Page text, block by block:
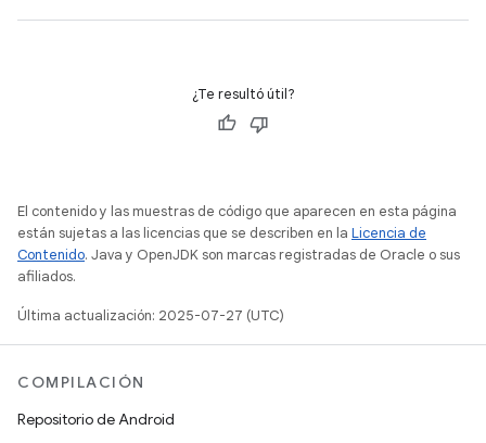
¿Te resultó útil?
El contenido y las muestras de código que aparecen en esta página
están sujetas a las licencias que se describen en la Licencia de
Contenido. Java y OpenJDK son marcas registradas de Oracle o sus
afiliados.
Última actualización: 2025-07-27 (UTC)
COMPILACIÓN
Repositorio de Android